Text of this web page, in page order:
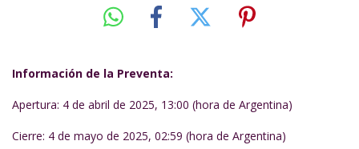
Información de la Preventa:
Apertura: 4 de abril de 2025, 13:00 (hora de Argentina)
Cierre: 4 de mayo de 2025, 02:59 (hora de Argentina)